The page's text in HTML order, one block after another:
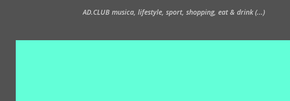
AD.CLUB musica, lifestyle, sport, shopping, eat & drink (...)